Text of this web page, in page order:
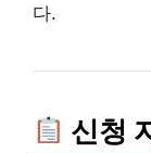
다.
신청